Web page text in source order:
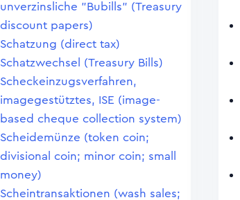
unverzinsliche "Bubills" (Treasury
discount papers)
Schatzung (direct tax)
Schatzwechsel (Treasury Bills)
Scheckeinzugsverfahren,
imagegestütztes, ISE (image-
based cheque collection system)
Scheidemünze (token coin;
divisional coin; minor coin; small
money)
Scheintransaktionen (wash sales;